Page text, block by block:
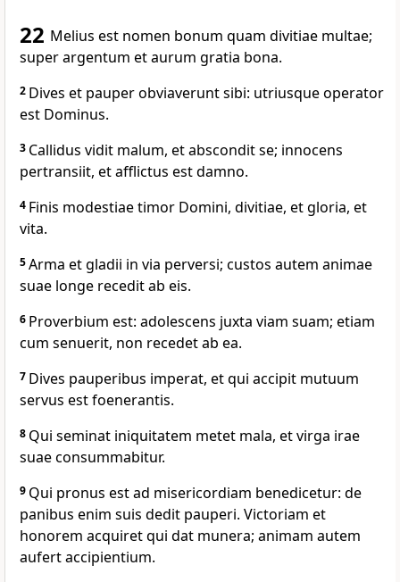
22 Melius est nomen bonum quam divitiae multae;
super argentum et aurum gratia bona.
2 Dives et pauper obviaverunt sibi: utriusque operator
est Dominus.
3 Callidus vidit malum, et abscondit se; innocens
pertransiit, et afflictus est damno.
4 Finis modestiae timor Domini, divitiae, et gloria, et
vita.
5Arma et gladii in via perversi; custos autem animae
suae longe recedit ab eis.
6 Proverbium est: adolescens juxta viam suam; etiam
cum senuerit, non recedet ab ea.
7 Dives pauperibus imperat, et qui accipit mutuum
servus est foenerantis.
8 Qui seminat iniquitatem metet mala, et virga irae
suae consummabitur.
9 Qui pronus est ad misericordiam benedicetur: de
panibus enim suis dedit pauperi. Victoriam et
honorem acquiret qui dat munera; animam autem
aufert accipientium.